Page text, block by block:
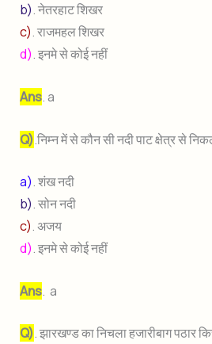
b). नेतरहाट शिखर
c). राजमहल शिखर
d). इनमे से कोई नहीं
Ans. a
Q).निम्न में से कौन सी नदी पाट क्षेत्र से
a). शंख नदी
b). सोन नदी
c). अजय
d). इनमे से कोई नहीं
Ans. a
Q). झारखण्ड का निचला हजारीबाग पठार